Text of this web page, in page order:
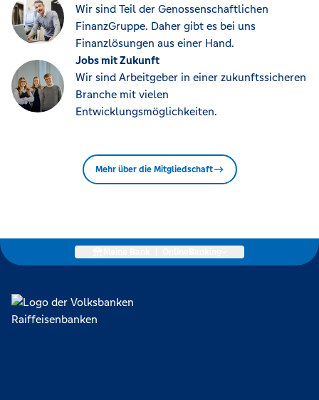
Wir sind Teil der Genossenschaftlichen
FinanzGruppe. Daher gibt es bei uns
Finanzlösungen aus einer Hand.
Jobs mit Zukunft
Wir sind Arbeitgeber in einer zukunftssicheren
Branche mit vielen
Entwicklungsmöglichkeiten.
Mehr über die Mitgliedschaft